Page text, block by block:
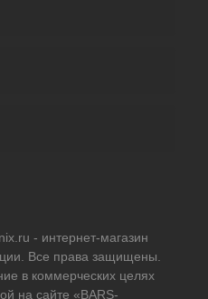
- интернет-магазин
Все права защищены.
в коммерческих целях
на сайте «BARS-